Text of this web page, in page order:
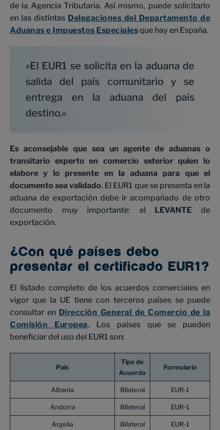
de la Agencia Tributaria. Así mismo, puede solicitarlo
en las distintas Delegaciones del Departamento de
Aduanas e Impuestos Especialesque hay en España.
«El EUR1 se solicita en la aduana de
salida del país comunitario y se
entrega en la aduana del país
destino.»
Es aconsejable que sea un agente de aduanas o
transitario experto en comercio exterior quien lo
elabore y lo presente en la aduana para que el
documento sea validado. El EUR1 que se presenta en la
aduana de exportación debe ir acompañado de otro
documento muy importante: el LEVANTEde
exportación.
¿Con qué países debo
presentar el certificado EUR1?
El listado completo de los acuerdos comerciales en
vigor que la UE tiene con terceros países se puede
consultar en Dirección General de Comercio de la
Comisión Europea. Los países que se pueden
beneficiar del uso del EUR1 son:
País
Tipo de
Acuerdo
Formulario
Albania Bilateral EUR-1
Andorra Bilateral EUR-1
Argelia Bilateral EUR-1